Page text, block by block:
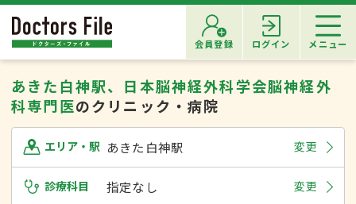
会員登録 ログイン メニュー
あきた白神駅、日本脳神経外科学会脳神経外
科専門医のクリニック・病院
エリア・駅 あきた白神駅 変更
診療科目 指定なし 変更